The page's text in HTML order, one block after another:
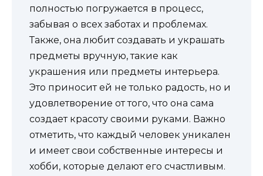
полностью погружается в процесс,
забывая о всех заботах и проблемах.
Также, она любит создавать и украшать
предметы вручную, такие как
украшения или предметы интерьера.
Это приносит ей не только радость, но и
удовлетворение от того, что она сама
создает красоту своими руками. Важно
отметить, что каждый человек уникален
и имеет свои собственные интересы и
хобби, которые делают его счастливым.